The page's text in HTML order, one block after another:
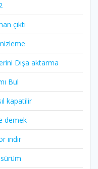
çıktı
Dışa aktarma
Bul
kapatilir
demek
indir